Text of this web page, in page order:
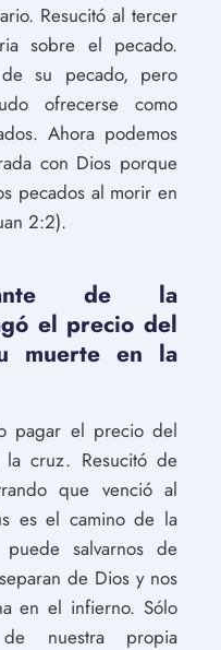
Resucitó al tercer
sobre el pecado.
su pecado, pero
ofrecerse como
Ahora podemos
con Dios porque
pecados al morir en
2:2).
de la
el precio del
muerte en la
pagar el precio del
cruz. Resucitó de
que venció al
es el camino de la
salvarnos de
de Dios y nos
en el infierno. Sólo
nuestra propia